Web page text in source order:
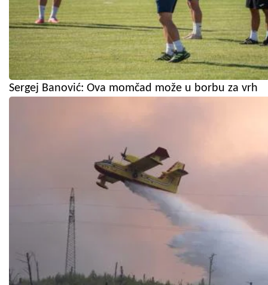
Sergej Banović: Ova momčad može u borbu za vrh